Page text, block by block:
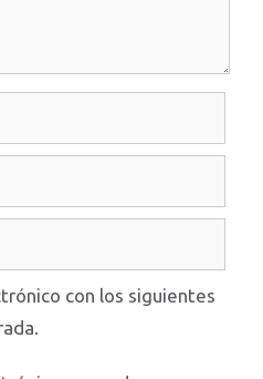
con los siguientes